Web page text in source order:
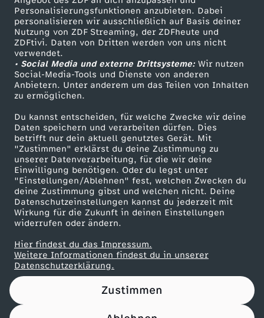
Personalisierungsfunktionen anzubieten. Dabei
personalisieren wir ausschließlich auf Basis deiner
Nutzung von ZDF Streaming, der ZDFheute und
ZDFtivi. Daten von Dritten werden von uns nicht
verwendet.
• Social Media und externe Drittsysteme:Wir nutzen
Social-Media-Tools und Dienste von anderen
Anbietern. Unter anderem um das Teilen von Inhalten
zu ermöglichen.
Du kannst entscheiden, für welche Zwecke wir deine
Daten speichern und verarbeiten dürfen. Dies
betrifft nur dein aktuell genutztes Gerät. Mit
"Zustimmen" erklärst du deine Zustimmung zu
unserer Datenverarbeitung, für die wir deine
Einwilligung benötigen. Oder du legst unter
"Einstellungen/Ablehnen" fest, welchen Zwecken du
deine Zustimmung gibst und welchen nicht. Deine
Datenschutzeinstellungen kannst du jederzeit mit
Wirkung für die Zukunft in deinen Einstellungen
widerrufen oder ändern.
Hier findest du das Impressum.
Weitere Informationen findest du in unserer
Datenschutzerklärung.
Zustimmen
g
s
g
e
s
e
t
z
-
K
TV-Programm
ZDF Unternehmen
Karriere
ZDF goes Schule
Werbefernsehen
Mainzelmännchen
Partner